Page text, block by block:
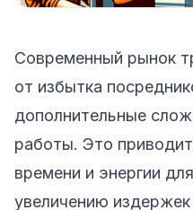
Современный рынок
от избытка
дополнительные
работы. Это
времени и энергии
увеличению